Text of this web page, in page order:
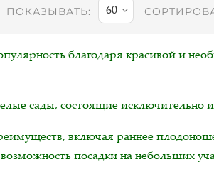
ПОКАЗЫВАТЬ: 60
благодаря красивой и
сады, состоящие исключительно
включая раннее
посадки на небольших